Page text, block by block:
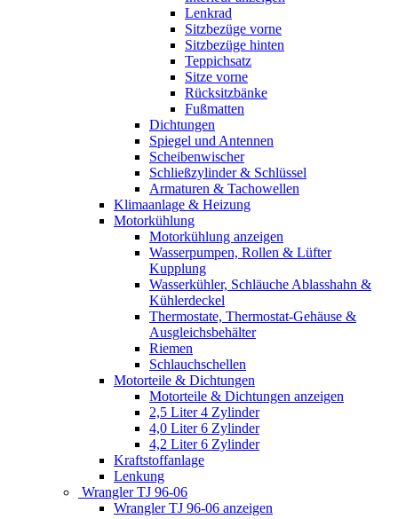
Lenkrad
Sitzbezüge vorne
Sitzbezüge hinten
Teppichsatz
Sitze vorne
Rücksitzbänke
Fußmatten
Dichtungen
Spiegel und Antennen
Scheibenwischer
Schließzylinder & Schlüssel
Armaturen & Tachowellen
Klimaanlage & Heizung
Motorkühlung
Motorkühlung anzeigen
Wasserpumpen, Rollen & Lüfter
Kupplung
Wasserkühler, Schläuche Ablasshahn &
Kühlerdeckel
Thermostate, Thermostat-Gehäuse &
Ausgleichsbehälter
Riemen
Schlauchschellen
Motorteile & Dichtungen
Motorteile & Dichtungen anzeigen
2,5 Liter 4 Zylinder
4,0 Liter 6 Zylinder
4,2 Liter 6 Zylinder
Kraftstoffanlage
Lenkung
Wrangler TJ 96-06
Wrangler TJ 96-06 anzeigen